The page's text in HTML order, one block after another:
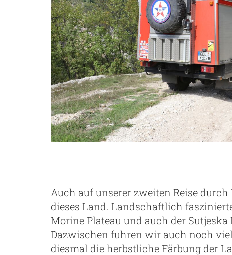
Auch auf unserer zweiten Reise
dieses Land. Landschaftlich
Morine Plateau und auch der
Dazwischen fuhren wir auch noch
diesmal die herbstliche Färbung der